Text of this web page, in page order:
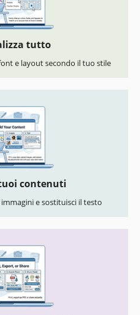
tutto
e layout secondo il tuo stile
contenuti
e sostituisci il testo